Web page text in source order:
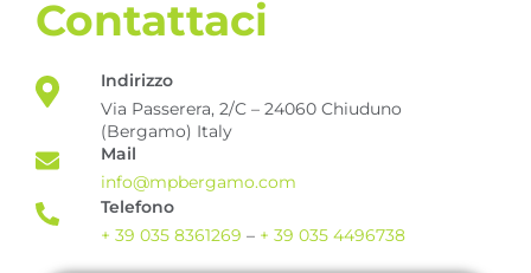
Contattaci
Indirizzo
Via Passerera, 2/C – 24060 Chiuduno
(Bergamo) Italy
Mail
info@mpbergamo.com
Telefono
+ 39 035 8361269 – + 39 035 4496738